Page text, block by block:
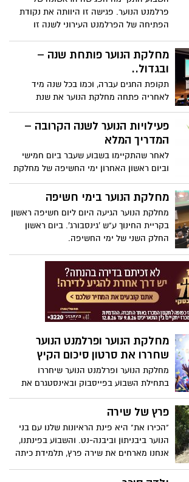
פרלמנט הנוער. פגישה זו היוותה את נקודת
הפתיחה של הפרלמנט העירוני לשנה זו
מחלקת הנוער פותחת שנה –
ובגדול..
תקופת החגים עברה, וכמו בכל שנה מיד
לאחריה פתחה מחלקת הנוער את שנת
הפעילות החדשה.
פעילויות הנוער לשנה הקרובה –
המדריך המלא
לאחר שהתקיימו בשבוע שעבר ביום חמישי
וביום ראשון האחרון ימי החשיפה של מחלקת
הנוער בקריית החינוך, זה הזמן לספר לכם על
כל מה שהנוער יכול לעשות במהלך השנה
מחלקת הנוער בימי חשיפה
מחלקת הנוער הגיעה היום ליום חשיפה ראשון
בקריית החינוך ע"ש 'גינסבורג'. ביום ראשון
החלק השני של ימי החשיפה.
מחלקת הנוער ופרלמנט הנוער
שחררו את סרטון סיכום הקיץ
מחלקת הנוער ופרלמנט הנוער שיחררו
בתחילת השבוע בפייסבוק ובאינסטגרם את
סרטון סיכום הקיץ לשנה. צפו.
פרץ של שירה
"הכירו את" היא פינת הראיונות שלנו עם בני
הנוער ביבניתון וביבנה-נט. והשבוע בפינתנו,
אנחנו מארחים את שירה פרץ, תלמידת כיתה